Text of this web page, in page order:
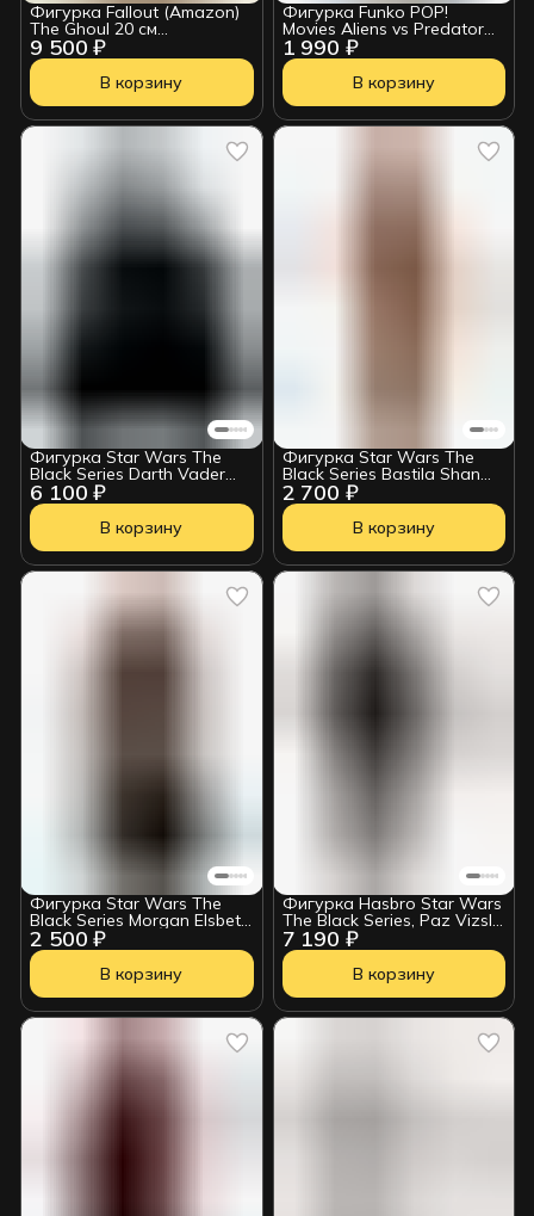
9 500 ₽
Фигурка Fallout (Amazon)
The Ghoul 20 см
0761568012460
В корзину
1 990 ₽
Фигурка Funko POP!
Movies Aliens vs Predator
Requiem Wolf Predator
(1998) 90242
В корзину
6 100 ₽
Фигурка Star Wars The
Black Series Darth Vader
G03645L0
В корзину
2 700 ₽
Фигурка Star Wars The
Black Series Bastila Shan
HSB246
В корзину
2 500 ₽
Фигурка Star Wars The
Black Series Morgan Elsbeth
HSB244
В корзину
7 190 ₽
Фигурка Hasbro Star Wars
The Black Series, Paz Vizsla
(The Mandalorian)
5010996204004
В корзину